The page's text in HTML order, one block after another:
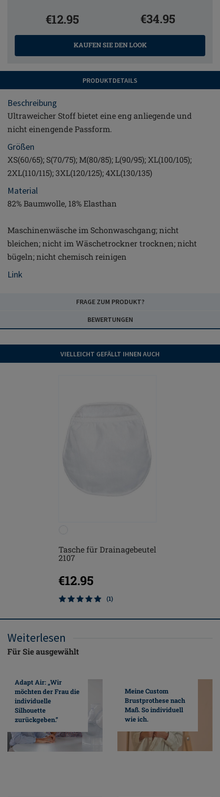
€12.95 €34.95
KAUFEN SIE DEN LOOK
PRODUKTDETAILS
Beschreibung
Ultraweicher Stoff bietet eine eng anliegende und
nicht einengende Passform.
Größen
XS(60/65); S(70/75); M(80/85); L(90/95); XL(100/105);
2XL(110/115); 3XL(120/125); 4XL(130/135)
Material
82% Baumwolle, 18% Elasthan
Maschinenwäsche im Schonwaschgang; nicht
bleichen; nicht im Wäschetrockner trocknen; nicht
bügeln; nicht chemisch reinigen
Link
FRAGE ZUM PRODUKT?
BEWERTUNGEN
VIELLEICHT GEFÄLLT IHNEN AUCH
Tasche für Drainagebeutel
2107
€12.95
(1)
Weiterlesen
Für Sie ausgewählt
Adapt Air: „Wir
möchten der Frau die
individuelle
Silhouette
zurückgeben.”
Meine Custom
Brustprothese nach
Maß. So individuell
wie ich.